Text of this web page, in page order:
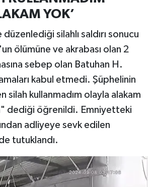
YOK’
düzenlediği silahlı saldırı sonucu
ölümüne ve akrabası olan 2
sebep olan Batuhan H.
kabul etmedi. Şüphelinin
silah kullanmadım olayla alakam
dediği öğrenildi. Emniyetteki
adliyeye sevk edilen
tutuklandı.